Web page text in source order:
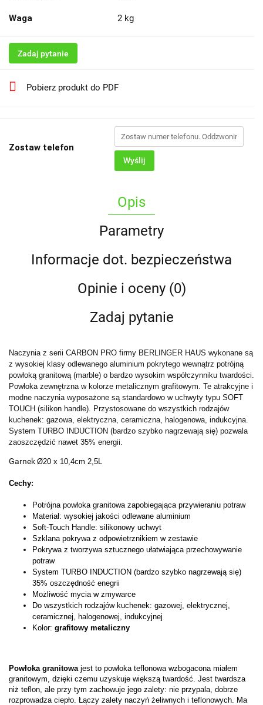
Waga 2 kg
Zadaj pytanie
Pobierz produkt do PDF
Zostaw telefon
Wyślij
Opis
Parametry
Informacje dot. bezpieczeństwa
Opinie i oceny (0)
Zadaj pytanie
Naczynia z serii CARBON PRO firmy BERLINGER HAUS wykonane są
z wysokiej klasy odlewanego aluminium pokrytego wewnątrz potrójną
powłoką granitową (marble) o bardzo wysokim współczynniku twardości.
Powłoka zewnętrzna w kolorze metalicznym grafitowym. Te atrakcyjne i
modne naczynia wyposażone są standardowo w uchwyty typu SOFT
TOUCH (silikon handle). Przystosowane do wszystkich rodzajów
kuchenek: gazowa, elektryczna, ceramiczna, halogenowa, indukcyjna.
System TURBO INDUCTION (bardzo szybko nagrzewają się) pozwala
zaoszczędzić nawet 35% energii.
Garnek Ø20 x 10,4cm 2,5L
Cechy:
Potrójna powłoka granitowa zapobiegająca przywieraniu potraw
Materiał: wysokiej jakości odlewane aluminium
Soft-Touch Handle: silikonowy uchwyt
Szklana pokrywa z odpowietrznikiem w zestawie
Pokrywa z tworzywa sztucznego ułatwiająca przechowywanie
potraw
System­ TU­RB­O­ I­NDU­CTI­O­N (b­ardz­o­ sz­yb­k­o­ nagrz­ewają si­ę)
35% o­sz­cz­ędno­ść enegri­i­
Możliwość mycia w zmywarce
Do wszystkich rodzajów kuchenek: gazowej, elektrycznej,
ceramicznej, halogenowej, indukcyjnej
Kolor: grafitowy metaliczny
Powłoka granitowa jest to powłoka teflonowa wzbogacona miałem
granitowym, dzięki czemu uzyskuje większą twardość. Jest twardsza
niż teflon, ale przy tym zachowuje jego zalety: nie przypala, dobrze
rozprowadza ciepło. Łączy zalety naczyń żeliwnych i teflonowych. Ma